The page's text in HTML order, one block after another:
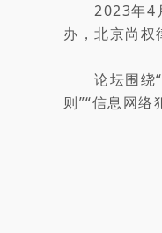
2023年4
办，北京尚权
论坛围绕
则”“信息网络